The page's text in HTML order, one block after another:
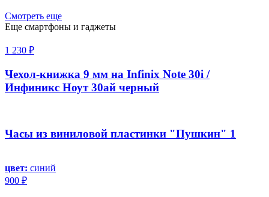
Смотреть еще
Еще смартфоны и гаджеты
1 230 ₽
Чехол-книжка 9 мм на Infinix Note 30i /
Инфиникс Ноут 30ай черный
Часы из виниловой пластинки "Пушкин" 1
цвет: синий
900 ₽